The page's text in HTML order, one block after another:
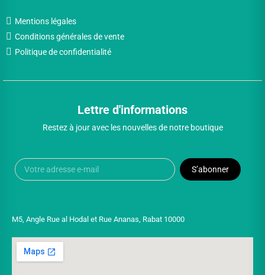
Mentions légales
Conditions générales de vente
Politique de confidentialité
Lettre d'informations
Restez à jour avec les nouvelles de notre boutique
S’abonner
M5, Angle Rue al Hodal et Rue Ananas, Rabat 10000